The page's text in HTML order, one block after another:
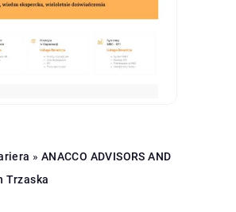
» ANACCO ADVISORS AND
Trzaska